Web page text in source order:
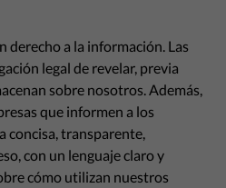
derecho a la información. Las
legal de revelar, previa
sobre nosotros. Además,
que informen a los
concisa, transparente,
con un lenguaje claro y
cómo utilizan nuestros